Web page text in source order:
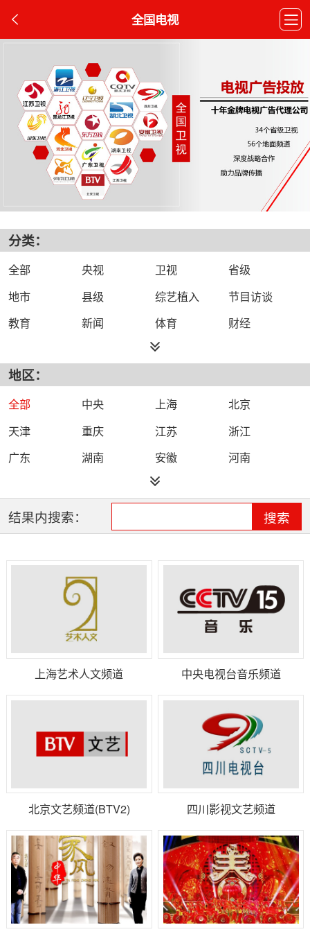
全国电视
分类：
全部 央视 卫视
省级
地市
县级 综艺植入
节目访谈
教育
新闻 体育
财经
科技
都市
文化
文艺 娱乐
影视
电影
生活 电视剧
综合
时尚
民生 IPTV智能电视
数字电视
站）
地区：
全部 中央 上海
北京
天津
重庆 江苏
浙江
广东
湖南 安徽
河南
四川
辽宁
山西
海南 陕西
甘肃
贵州
宁夏 山东
云南
广西
内蒙古
结果内搜索： 搜索
上海艺术人文频道 中央电视台音乐频道
北京文艺频道(BTV2) 四川影视文艺频道